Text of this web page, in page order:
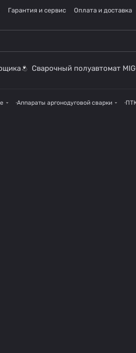
Гарантия и сервис Оплата и доставка
Сварочный полуавтомат MIG
Аппараты аргонодуговой сварки